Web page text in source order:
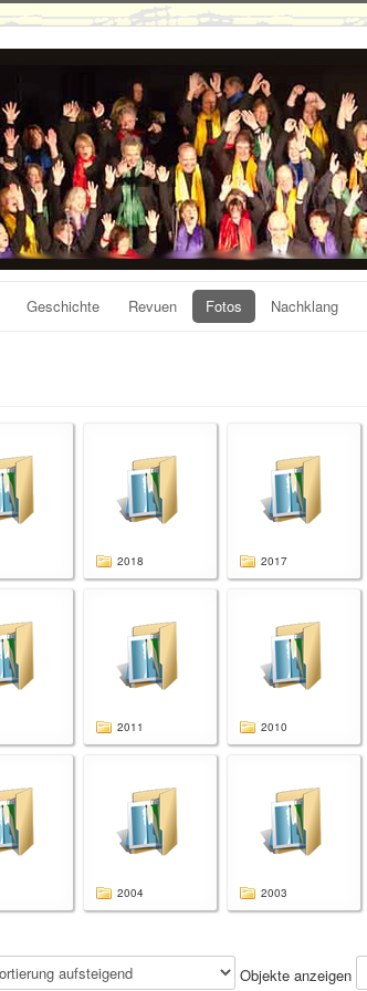
Geschichte Revuen Fotos Nachklang
2018 2017
2011 2010
2004 2003
Objekte anzeigen